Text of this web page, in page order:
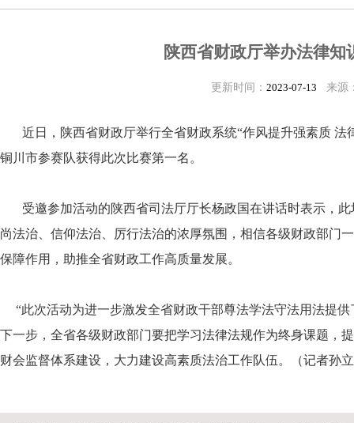
陕西省财政厅举办法律知
更新时间： 2023-07-13 来源
近日，陕西省财政厅举行全省财政系统“作风提升强素质 法
铜川市参赛队获得此次比赛第一名。
受邀参加活动的陕西省司法厅厅长杨政国在讲话时表示，此
尚法治、信仰法治、厉行法治的浓厚氛围，相信各级财政部门
保障作用，助推全省财政工作高质量发展。
“此次活动为进一步激发全省财政干部尊法学法守法用法提
下一步，全省各级财政部门要把学习法律法规作为终身课题，
财会监督体系建设，大力建设高素质法治工作队伍。（记者孙